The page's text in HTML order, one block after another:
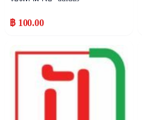
฿ 100.00
Popular